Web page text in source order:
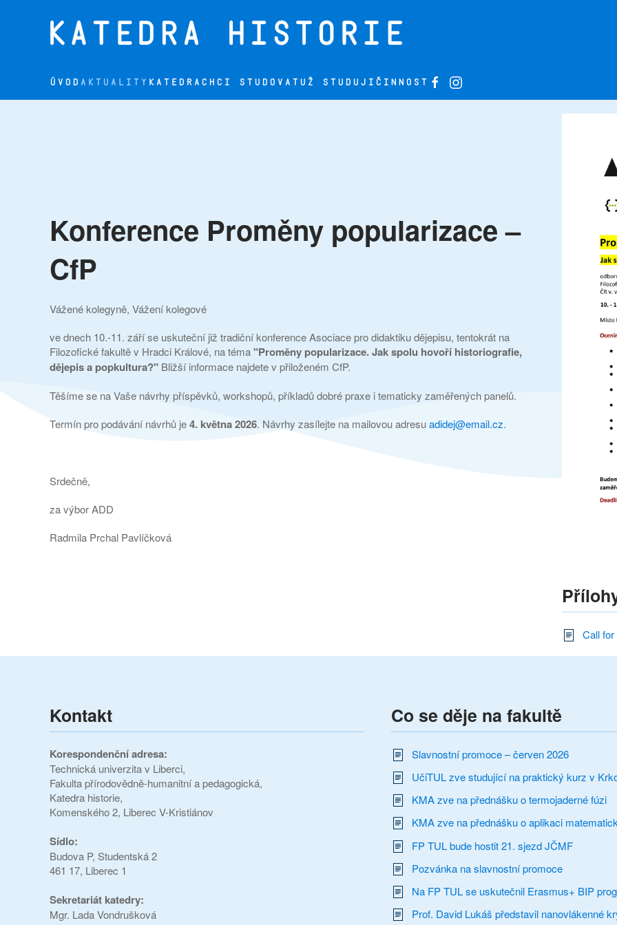
Přejít na hlavní obsah
ÚVOD AKTUALITY KATEDRA CHCI STUDOVATUŽ STUDUJI ČINNOST
Konference Proměny popularizace –
CfP
Vážené kolegyně, Vážení kolegové
ve dnech 10.-11. září se uskuteční již tradiční konference Asociace pro didaktiku dějepisu, tentokrát na
Filozofické fakultě v Hradci Králové, na téma"Proměny popularizace. Jak spolu hovoří historiografie,
dějepis a popkultura?" Bližší informace najdete v přiloženém CfP.
Těšíme se na Vaše návrhy příspěvků, workshopů, příkladů dobré praxe i tematicky zaměřených panelů.
Termín pro podávání návrhů je4. května 2026. Návrhy zasílejte na mailovou adresuadidej@email.cz.
Srdečně,
za výbor ADD
Radmila Prchal Pavlíčková
Call
Kontakt
Korespondenční adresa:
Technická univerzita v Liberci,
Fakulta přírodovědně-humanitní a pedagogická,
Katedra historie,
Komenského 2, Liberec V-Kristiánov
Sídlo:
Budova P, Studentská 2
461 17, Liberec 1
Sekretariát katedry:
Mgr. Lada Vondrušková
Co se děje na fakultě
Slavnostní promoce – červen 2026
UčiTUL zve studující na praktický kurz v
KMA zve na přednášku o termojaderné fúzi
KMA zve na přednášku o aplikaci
FP TUL bude hostit 21. sjezd JČMF
Pozvánka na slavnostní promoce
Na FP TUL se uskutečnil Erasmus+ BIP
Prof. David Lukáš představil nanovlákenné